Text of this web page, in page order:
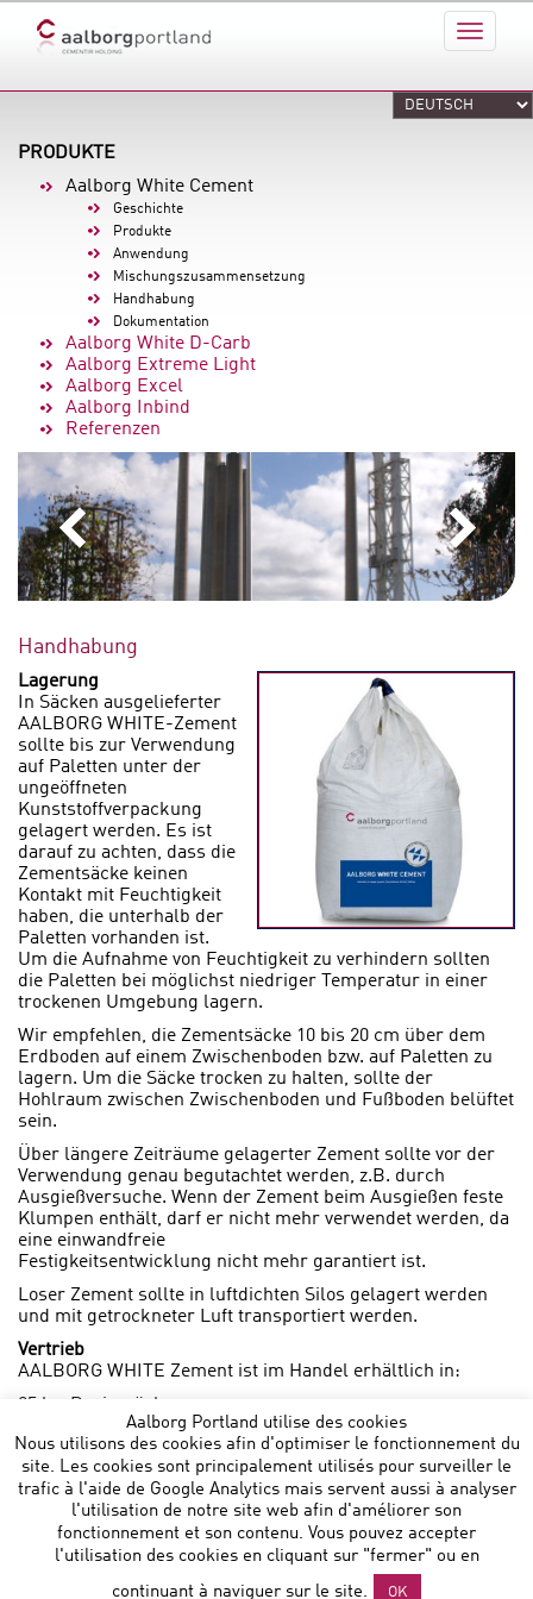
PRODUKTE
Aalborg White Cement
Geschichte
Produkte
Anwendung
Mischungszusammensetzung
Handhabung
Dokumentation
Aalborg White D-Carb
Aalborg Extreme Light
Aalborg Excel
Aalborg Inbind
Referenzen
Handhabung
Lagerung
In Säcken ausgelieferter
AALBORG WHITE-Zement
sollte bis zur Verwendung
auf Paletten unter der
ungeöffneten
Kunststoffverpackung
gelagert werden. Es ist
darauf zu achten, dass die
Zementsäcke keinen
Kontakt mit Feuchtigkeit
haben, die unterhalb der
Paletten vorhanden ist.
Um die Aufnahme von Feuchtigkeit zu verhindern sollten
die Paletten bei möglichst niedriger Temperatur in einer
trockenen Umgebung lagern.
Wir empfehlen, die Zementsäcke 10 bis 20 cm über dem
Erdboden auf einem Zwischenboden bzw. auf Paletten zu
lagern. Um die Säcke trocken zu halten, sollte der
Hohlraum zwischen Zwischenboden und Fußboden belüftet
sein.
Über längere Zeiträume gelagerter Zement sollte vor der
Verwendung genau begutachtet werden, z.B. durch
Ausgießversuche. Wenn der Zement beim Ausgießen feste
Klumpen enthält, darf er nicht mehr verwendet werden, da
eine einwandfreie
Festigkeitsentwicklung nicht mehr garantiert ist.
Loser Zement sollte in luftdichten Silos gelagert werden
und mit getrockneter Luft transportiert werden.
Vertrieb
AALBORG WHITE Zement ist im Handel erhältlich in:
25 kg-Papiersäcken
Big Bags mit ca. 1500 kg mit oder ohne Tülle.
Aalborg Portland utilise des cookies
Nous utilisons des cookies afin d'optimiser le fonctionnement du
site. Les cookies sont principalement utilisés pour surveiller le
trafic à l'aide de Google Analytics mais servent aussi à analyser
l'utilisation de notre site web afin d'améliorer son
fonctionnement et son contenu. Vous pouvez accepter
l'utilisation des cookies en cliquant sur "fermer" ou en
continuant à naviguer sur le site. OK
Aalborg Portland Belgium NV
:: Noorderlaan 147 B 9 :: B-